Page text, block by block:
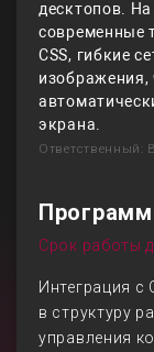
десктопов.
современные
CSS, гибкие
экрана.
Ответственный:
Срок работы
Интеграция с
в структуру
управления